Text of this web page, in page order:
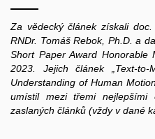
Za vědecký článek získali
RNDr. Tomáš Rebok, Ph.D. a
Short Paper Award Honorable
2023. Jejich článek „Text-to-
Understanding of Human
umístil mezi třemi
zaslaných článků (vždy v dané